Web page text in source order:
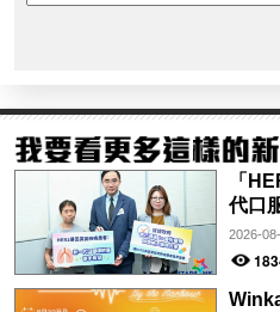
「
代口
府加
受惠
2026-